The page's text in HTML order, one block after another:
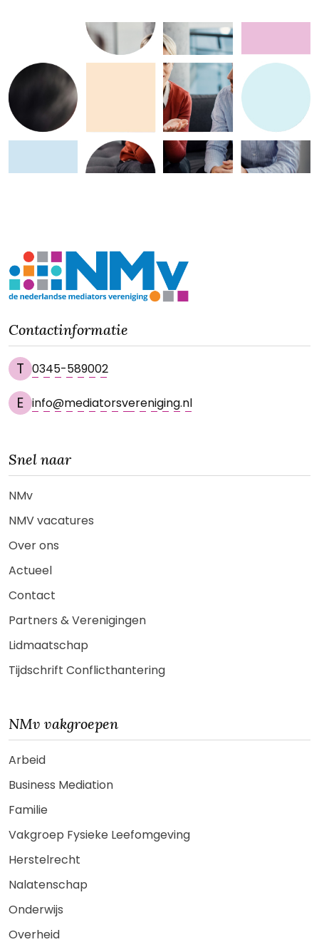
Contactinformatie
T 0345-589002
E info@mediatorsvereniging.nl
Snel naar
NMv
NMV vacatures
Over ons
Actueel
Contact
Partners & Verenigingen
Lidmaatschap
Tijdschrift Conflicthantering
NMv vakgroepen
Arbeid
Business Mediation
Familie
Vakgroep Fysieke Leefomgeving
Herstelrecht
Nalatenschap
Onderwijs
Overheid